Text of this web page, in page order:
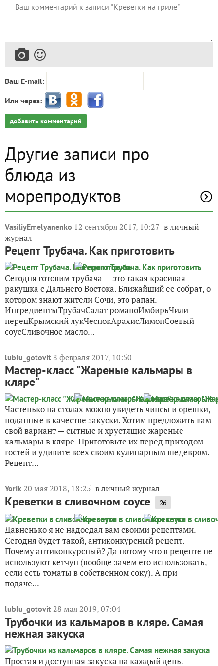
Ваш E-mail:
Или через:
добавить комментарий
Другие записи про
блюда из
морепродуктов
VasiliyEmelyanenko 12 сентября 2017, 10:27 в личный
журнал
Рецепт Трубача. Как приготовить
Сегодня готовим трубача — это такая красивая
ракушка с Дальнего Востока. Ближайший ее собрат, о
котором знают жители Сочи, это рапан.
ИнгредиентыТрубачСалат романоИмбирьЧили
перецКрымский лукЧеснокАрахисЛимонСоевый
соусСливочное масло...
lublu_gotovit 8 февраля 2017, 10:50
Мастер-класс "Жареные кальмары в
кляре"
Частенько на столах можно увидеть чипсы и орешки,
поданные в качестве закуски. Хотим предложить вам
свой вариант — сытные и хрустящие жареные
кальмары в кляре. Приготовьте их перед приходом
гостей и удивите всех своим кулинарным шедевром.
Рецепт...
Yorik 20 мая 2018, 18:25 в личный журнал
Креветки в сливочном соусе 26
Давненько я не надоедал вам своими рецептами.
Сегодня будет такой, антиконкурсный рецепт.
Почему антиконкурсный? Да потому что в рецепте не
используют кетчуп (вообще зачем его использовать,
если есть томаты в собственном соку). А при
подаче...
lublu_gotovit 28 мая 2019, 07:04
Трубочки из кальмаров в кляре. Самая
нежная закуска
Простая и доступная закуска на каждый день.